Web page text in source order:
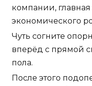
компании,
экономического
Чуть согните
вперёд с прямой
пола.
После этого